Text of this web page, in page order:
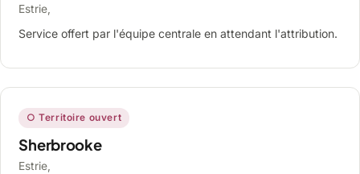
Estrie,
Service offert par l'équipe centrale en attendant l'attribution.
○ Territoire ouvert
Sherbrooke
Estrie,